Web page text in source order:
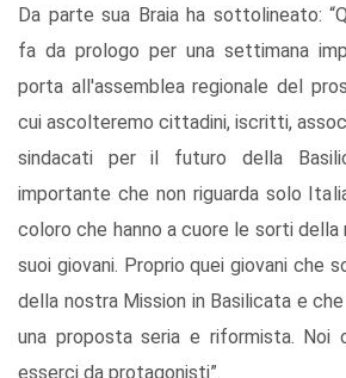
Da parte sua Braia ha sottolineato:
fa da prologo per una settimana
porta all'assemblea regionale del
cui ascolteremo cittadini, iscritti,
sindacati per il futuro della
importante che non riguarda solo
coloro che hanno a cuore le sorti della
suoi giovani. Proprio quei giovani che
della nostra Mission in Basilicata e
una proposta seria e riformista. Noi
esserci da protagonisti”.